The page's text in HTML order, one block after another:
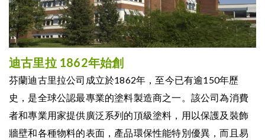
迪古里拉 1862年始創
芬蘭迪古里拉公司成立於1862年，至今已有逾150年歷
史，是全球公認最專業的塗料製造商之一。該公司為消費
者和專業用家提供廣泛系列的頂級塗料，用以保護及裝飾
牆壁和各種物料的表面，產品環保性能特別優異，而且易